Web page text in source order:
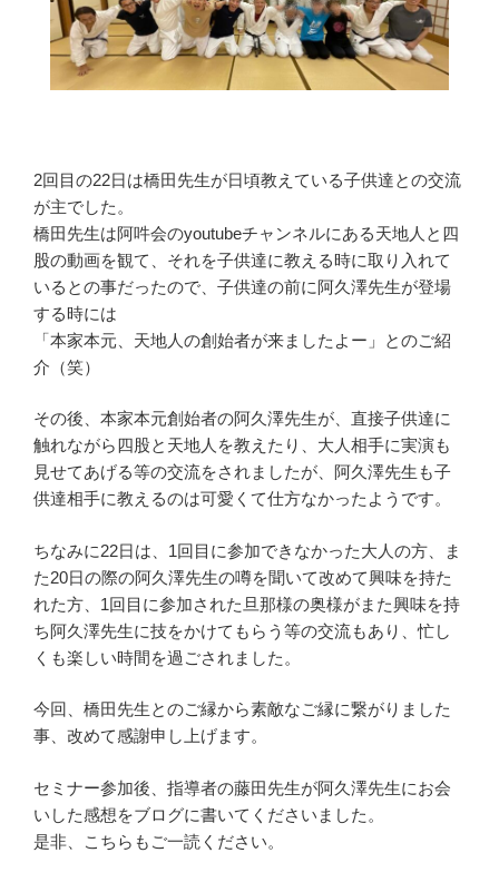
2回目の22日は橋田先生が日頃教えている子供達との交流
が主でした。
橋田先生は阿吽会のyoutubeチャンネルにある天地人と四
股の動画を観て、それを子供達に教える時に取り入れて
いるとの事だったので、子供達の前に阿久澤先生が登場
する時には
「本家本元、天地人の創始者が来ましたよー」とのご紹
介（笑）
その後、本家本元創始者の阿久澤先生が、直接子供達に
触れながら四股と天地人を教えたり、大人相手に実演も
見せてあげる等の交流をされましたが、阿久澤先生も子
供達相手に教えるのは可愛くて仕方なかったようです。
ちなみに22日は、1回目に参加できなかった大人の方、ま
た20日の際の阿久澤先生の噂を聞いて改めて興味を持た
れた方、1回目に参加された旦那様の奥様がまた興味を持
ち阿久澤先生に技をかけてもらう等の交流もあり、忙し
くも楽しい時間を過ごされました。
今回、橋田先生とのご縁から素敵なご縁に繋がりました
事、改めて感謝申し上げます。
セミナー参加後、指導者の藤田先生が阿久澤先生にお会
いした感想をブログに書いてくださいました。
是非、こちらもご一読ください。